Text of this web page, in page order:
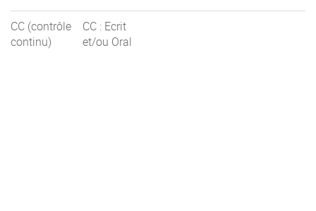
CC (contrôle
continu)
CC : Ecrit
et/ou Oral